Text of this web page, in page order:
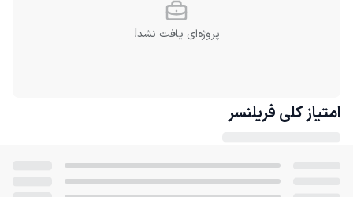
پروژه‌ای یافت نشد!
امتیاز کلی فریلنسر